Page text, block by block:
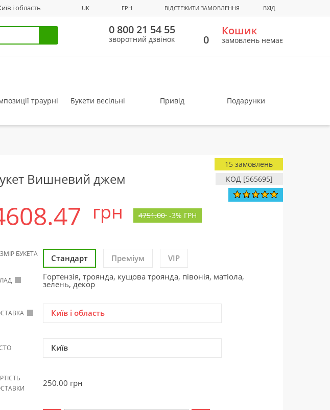
і область UK ГРН ВІДСТЕЖИТИ ЗАМОВЛЕННЯ ВХІД
0 800 21 54 55
зворотний дзвінок 0
Кошик
замовлень немає
траурні Букети весільні Привід Подарунки
Вишневий джем КОД [565695]
15 замовлень
грн 4751.00 -3% ГРН
БУКЕТА Стандарт Преміум VIP
Гортензія, троянда, кущова троянда, півонія, матіола,
зелень, декор
Київ і область
Київ
250.00 грн